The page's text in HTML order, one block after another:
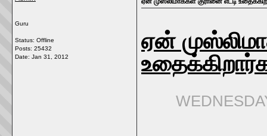
Guru
Status: Offline
Posts: 25432
Date: Jan 31, 2012
ஏன்